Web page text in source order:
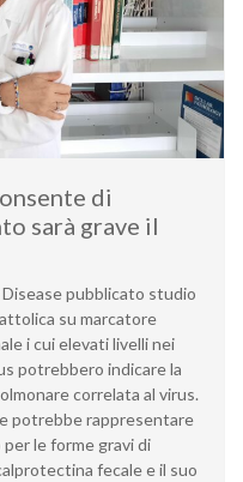
di
sarà grave il
pubblicato studio
su marcatore
i cui elevati livelli nei
potrebbero indicare la
correlata al virus.
potrebbe rappresentare
le forme gravi di
fecale e il suo